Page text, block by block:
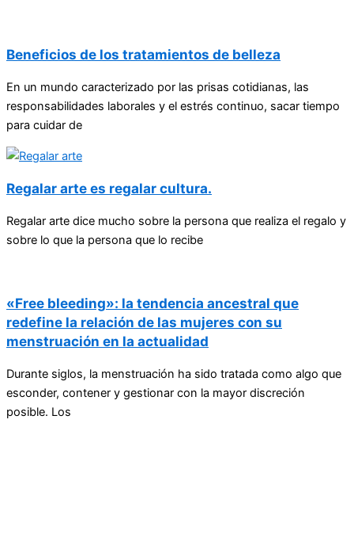
Beneficios de los tratamientos de belleza
En un mundo caracterizado por las prisas cotidianas, las
responsabilidades laborales y el estrés continuo, sacar tiempo
para cuidar de
Regalar arte es regalar cultura.
Regalar arte dice mucho sobre la persona que realiza el regalo y
sobre lo que la persona que lo recibe
«Free bleeding»: la tendencia ancestral que
redefine la relación de las mujeres con su
menstruación en la actualidad
Durante siglos, la menstruación ha sido tratada como algo que
esconder, contener y gestionar con la mayor discreción
posible. Los